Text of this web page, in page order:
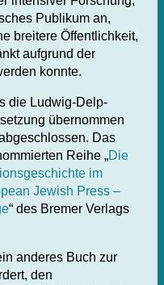
Publikum an,
breitere Öffentlichkeit,
aufgrund der
konnte.
die Ludwig-Delp-
übernommen
Das
Reihe „Die
im
Jewish Press –
“ des Bremer Verlags
anderes Buch zur
den